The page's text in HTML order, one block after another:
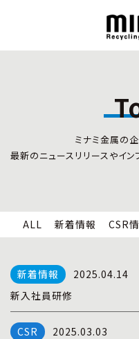
CSR情報
企業情報
全国事業所紹介
ミナミ金属の
最新のニュースリリースやイン
ALL 新着情報 CSR
2025.04.14
新入社員研修
2025.03.03